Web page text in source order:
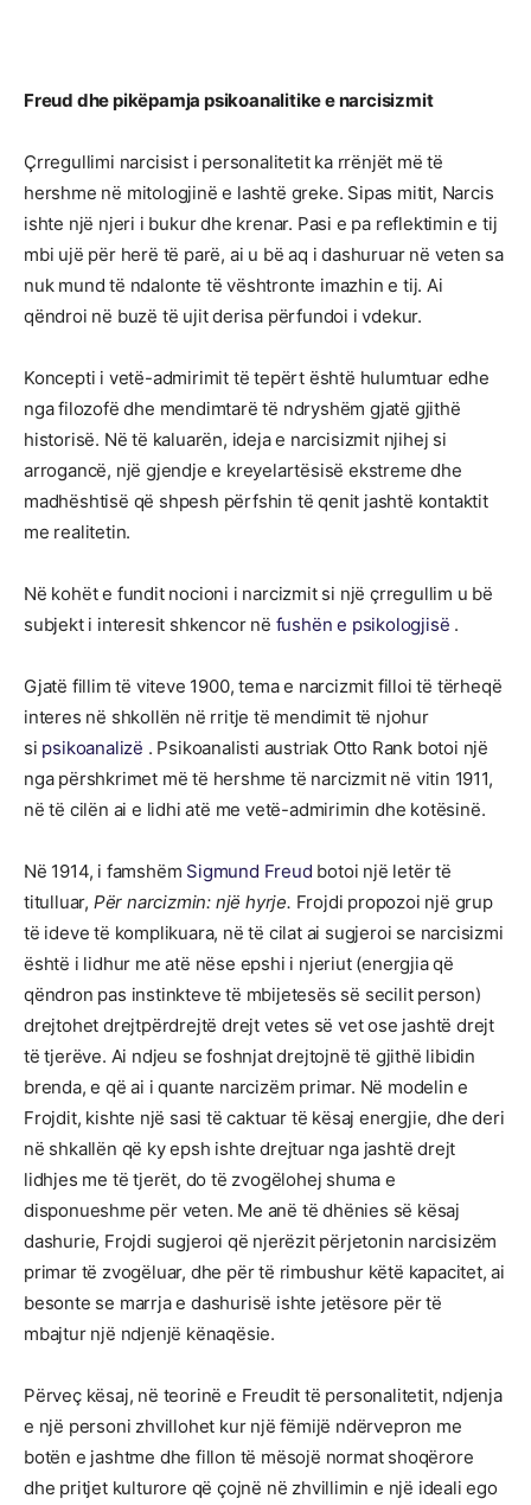
Freud dhe pikëpamja psikoanalitike e narcisizmit
Çrregullimi narcisist i personalitetit ka rrënjët më të
hershme në mitologjinë e lashtë greke. Sipas mitit, Narcis
ishte një njeri i bukur dhe krenar. Pasi e pa reflektimin e tij
mbi ujë për herë të parë, ai u bë aq i dashuruar në veten sa
nuk mund të ndalonte të vështronte imazhin e tij. Ai
qëndroi në buzë të ujit derisa përfundoi i vdekur.
Koncepti i vetë-admirimit të tepërt është hulumtuar edhe
nga filozofë dhe mendimtarë të ndryshëm gjatë gjithë
historisë. Në të kaluarën, ideja e narcisizmit njihej si
arrogancë, një gjendje e kreyelartësisë ekstreme dhe
madhështisë që shpesh përfshin të qenit jashtë kontaktit
me realitetin.
Në kohët e fundit nocioni i narcizmit si një çrregullim u bë
subjekt i interesit shkencor në fushën e psikologjisë .
Gjatë fillim të viteve 1900, tema e narcizmit filloi të tërheqë
interes në shkollën në rritje të mendimit të njohur
si psikoanalizë . Psikoanalisti austriak Otto Rank botoi një
nga përshkrimet më të hershme të narcizmit në vitin 1911,
në të cilën ai e lidhi atë me vetë-admirimin dhe kotësinë.
Në 1914, i famshëm Sigmund Freud botoi një letër të
titulluar, Për narcizmin: një hyrje. Frojdi propozoi një grup
të ideve të komplikuara, në të cilat ai sugjeroi se narcisizmi
është i lidhur me atë nëse epshi i njeriut (energjia që
qëndron pas instinkteve të mbijetesës së secilit person)
drejtohet drejtpërdrejtë drejt vetes së vet ose jashtë drejt
të tjerëve. Ai ndjeu se foshnjat drejtojnë të gjithë libidin
brenda, e që ai i quante narcizëm primar. Në modelin e
Frojdit, kishte një sasi të caktuar të kësaj energjie, dhe deri
në shkallën që ky epsh ishte drejtuar nga jashtë drejt
lidhjes me të tjerët, do të zvogëlohej shuma e
disponueshme për veten. Me anë të dhënies së kësaj
dashurie, Frojdi sugjeroi që njerëzit përjetonin narcisizëm
primar të zvogëluar, dhe për të rimbushur këtë kapacitet, ai
besonte se marrja e dashurisë ishte jetësore për të
mbajtur një ndjenjë kënaqësie.
Përveç kësaj, në teorinë e Freudit të personalitetit, ndjenja
e një personi zhvillohet kur një fëmijë ndërvepron me
botën e jashtme dhe fillon të mësojë normat shoqërore
dhe pritjet kulturore që çojnë në zhvillimin e një ideali ego